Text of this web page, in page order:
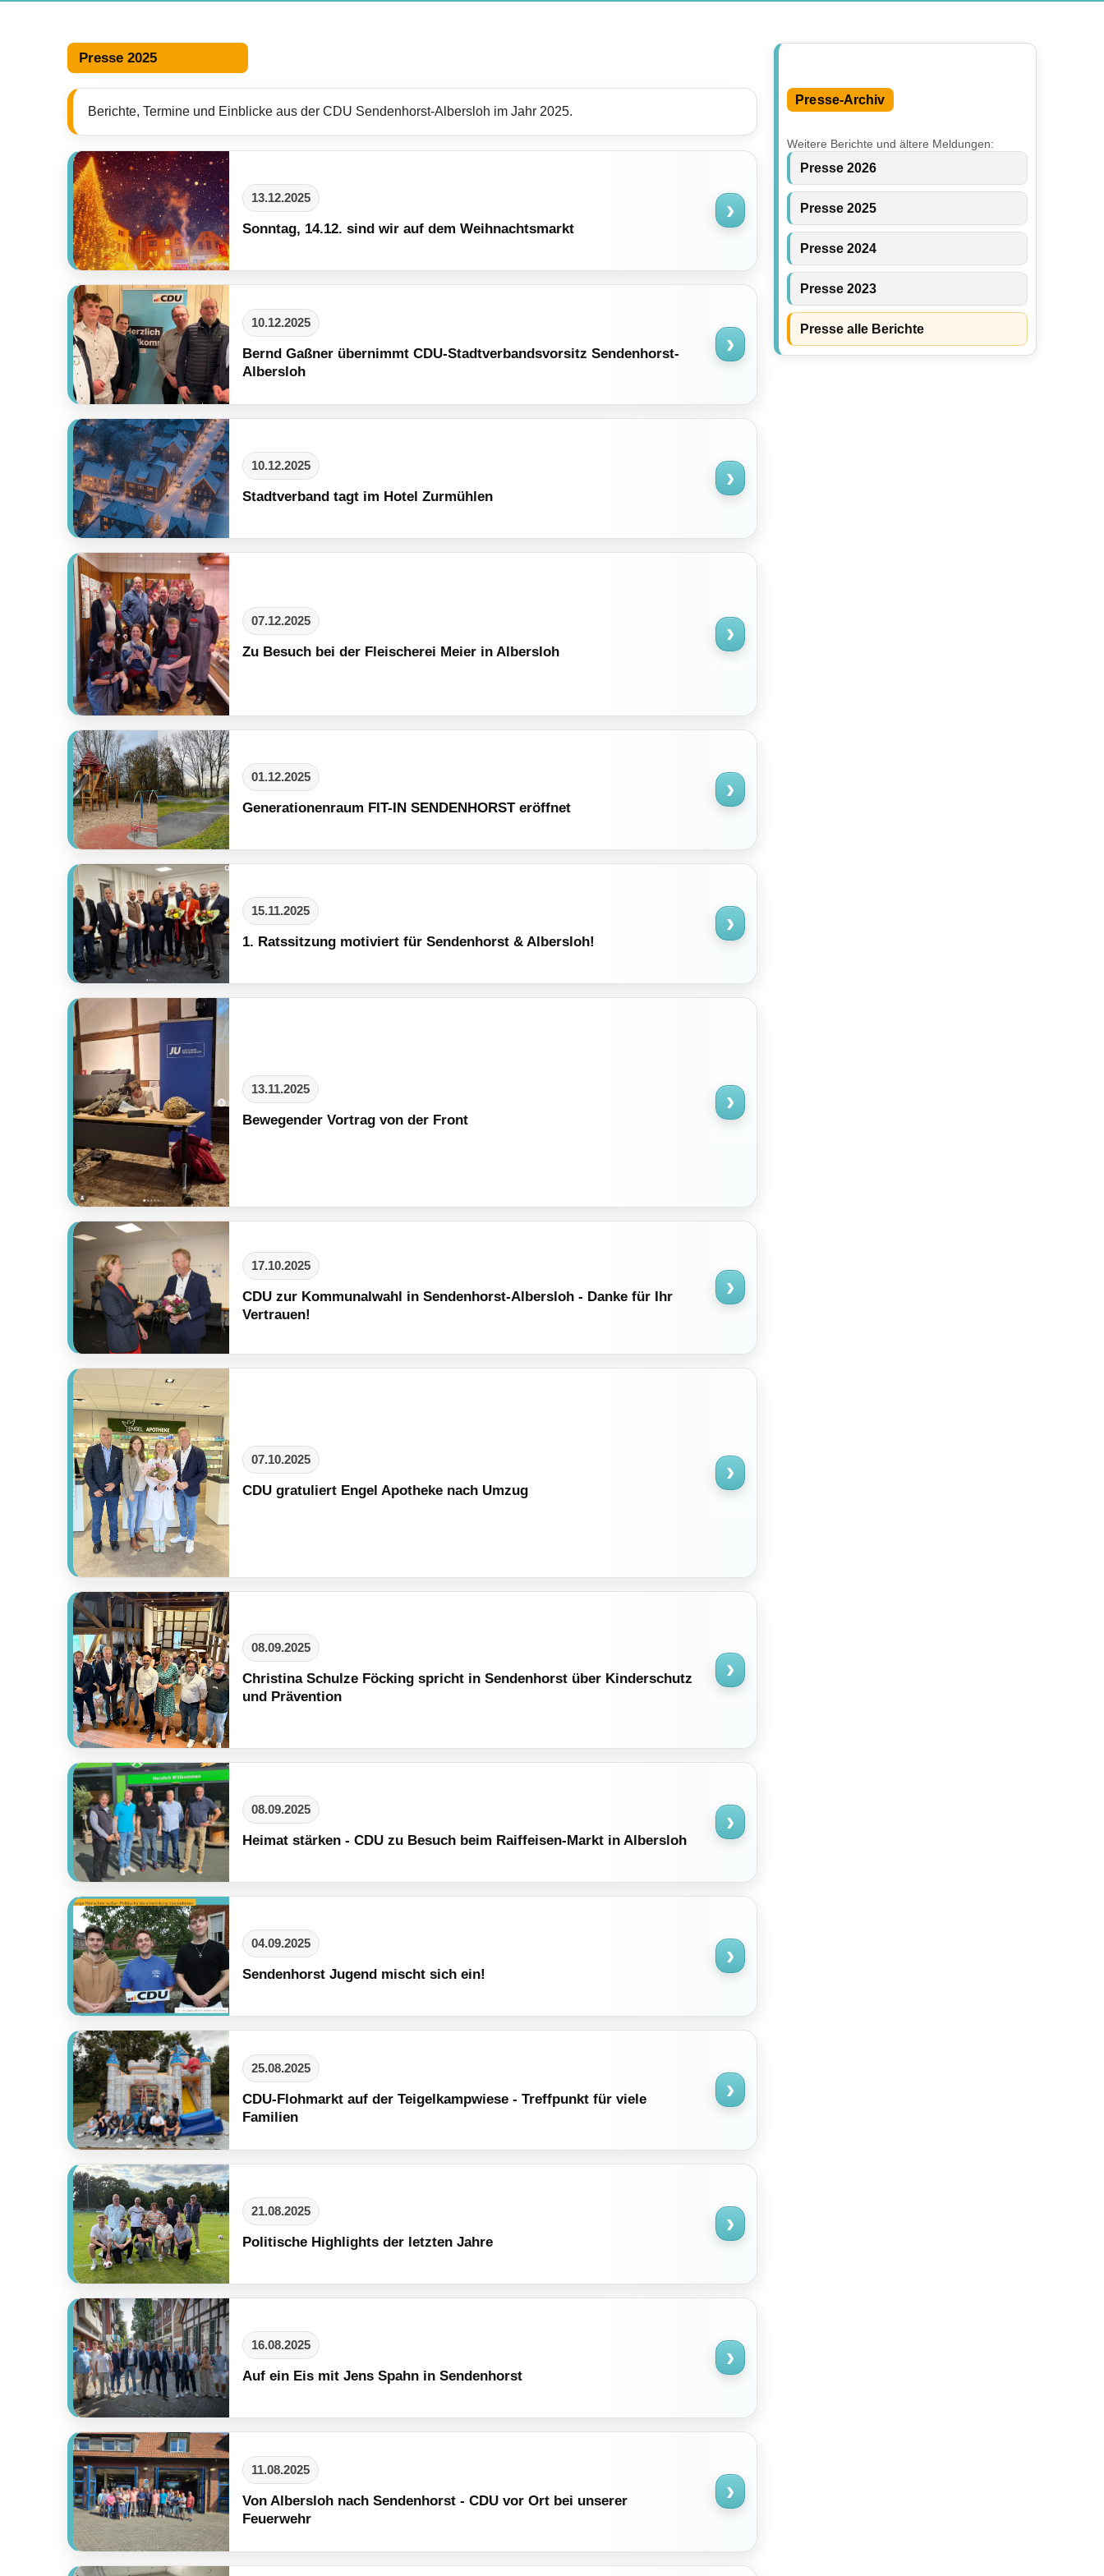
Presse 2025
Berichte, Termine und Einblicke aus der CDU Sendenhorst-Albersloh im Jahr 2025.
13.12.2025
Sonntag, 14.12. sind wir auf dem Weihnachtsmarkt
›
10.12.2025
Bernd Gaßner übernimmt CDU-Stadtverbandsvorsitz Sendenhorst-
Albersloh
›
10.12.2025
Stadtverband tagt im Hotel Zurmühlen
›
07.12.2025
Zu Besuch bei der Fleischerei Meier in Albersloh
›
01.12.2025
Generationenraum FIT-IN SENDENHORST eröffnet
›
15.11.2025
1. Ratssitzung motiviert für Sendenhorst & Albersloh!
›
13.11.2025
Bewegender Vortrag von der Front
›
17.10.2025
CDU zur Kommunalwahl in Sendenhorst-Albersloh - Danke für Ihr
Vertrauen!
›
07.10.2025
CDU gratuliert Engel Apotheke nach Umzug
›
08.09.2025
Christina Schulze Föcking spricht in Sendenhorst über Kinderschutz
und Prävention
›
08.09.2025
Heimat stärken - CDU zu Besuch beim Raiffeisen-Markt in Albersloh
›
04.09.2025
Sendenhorst Jugend mischt sich ein!
›
25.08.2025
CDU-Flohmarkt auf der Teigelkampwiese - Treffpunkt für viele
Familien
›
21.08.2025
Politische Highlights der letzten Jahre
›
16.08.2025
Auf ein Eis mit Jens Spahn in Sendenhorst
›
11.08.2025
Von Albersloh nach Sendenhorst - CDU vor Ort bei unserer
Feuerwehr
›
Presse-Archiv
Weitere Berichte und ältere Meldungen:
Presse 2026
Presse 2025
Presse 2024
Presse 2023
Presse alle Berichte